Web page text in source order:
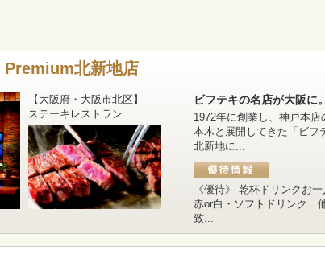
Premium北新地店
【大阪府・大阪市北区】
ステーキレストラン
ビフテキの名店が大阪に
1972年に創業し、神戸本
本木と展開してきた「ビフ
北新地に...
《優待》 乾杯ドリンクお
赤or白・ソフトドリンク
致...